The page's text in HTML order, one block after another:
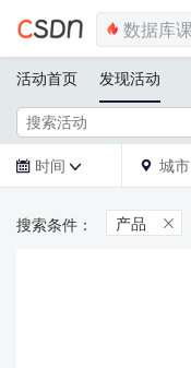
活动首页 发现活动
 时间   城市
产品 